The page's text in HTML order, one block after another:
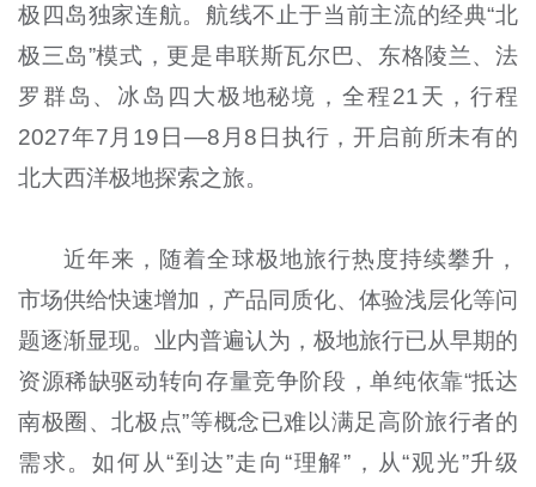
极四岛独家连航。航线不止于当前主流的经典“北
极三岛”模式，更是串联斯瓦尔巴、东格陵兰、法
罗群岛、冰岛四大极地秘境，全程21天，行程
2027年7月19日—8月8日执行，开启前所未有的
北大西洋极地探索之旅。
近年来，随着全球极地旅行热度持续攀升，
市场供给快速增加，产品同质化、体验浅层化等问
题逐渐显现。业内普遍认为，极地旅行已从早期的
资源稀缺驱动转向存量竞争阶段，单纯依靠“抵达
南极圈、北极点”等概念已难以满足高阶旅行者的
需求。如何从“到达”走向“理解”，从“观光”升级